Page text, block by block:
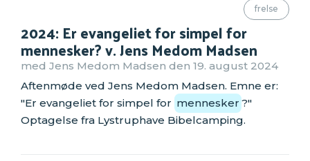
frelse
2024: Er evangeliet for simpel for
mennesker? v. Jens Medom Madsen
med Jens Medom Madsen den 19. august 2024
Aftenmøde ved Jens Medom Madsen. Emne er:
"Er evangeliet for simpel for mennesker ?"
Optagelse fra Lystruphave Bibelcamping.